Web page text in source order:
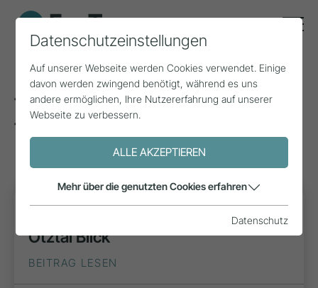
Tags zum Thema:
Tourismusbewusstsein
INSPIRATION
Ötztal Blick
BEITRAG LESEN
Datenschutzeinstellungen
Auf unserer Webseite werden Cookies verwendet. Einige
davon werden zwingend benötigt, während es uns
andere ermöglichen, Ihre Nutzererfahrung auf unserer
Webseite zu verbessern.
ALLE AKZEPTIEREN
Mehr über die genutzten Cookies erfahren
Datenschutz